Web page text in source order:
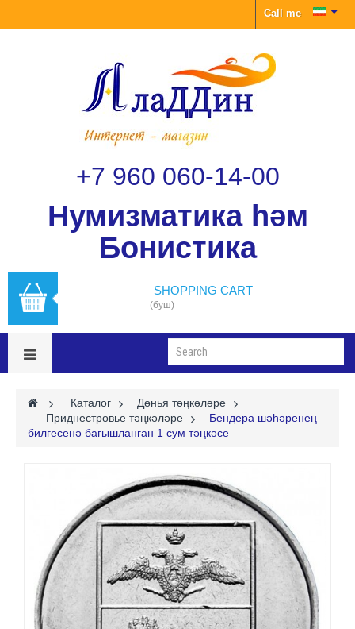
Call me
+7 960 060-14-00
Нумизматика һәм
Бонистика
SHOPPING CART
(буш)
> Каталог >
Дөнья тәңкәләре
Приднестровье тәңкәләре >
Бендера шәһәренең
билгесенә багышланган 1 сум тәңкәсе